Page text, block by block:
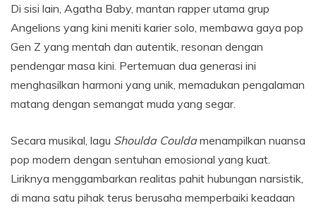
Di sisi lain, Agatha Baby, mantan rapper utama grup
Angelions yang kini meniti karier solo, membawa gaya pop
Gen Z yang mentah dan autentik, resonan dengan
pendengar masa kini. Pertemuan dua generasi ini
menghasilkan harmoni yang unik, memadukan pengalaman
matang dengan semangat muda yang segar.
Secara musikal, lagu Shoulda Couldamenampilkan nuansa
pop modern dengan sentuhan emosional yang kuat.
Liriknya menggambarkan realitas pahit hubungan narsistik,
di mana satu pihak terus berusaha memperbaiki keadaan